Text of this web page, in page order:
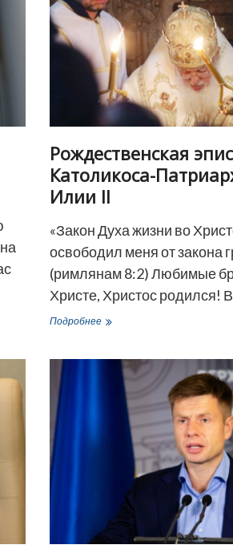
Рождественская
Католикоса-
Илии II
«Закон Духа жизни во
освободил меня от закона
(римлянам 8:2) Любимые
Христе, Христос родился!
ПодробнееРождественская
Патриарха
Грузии